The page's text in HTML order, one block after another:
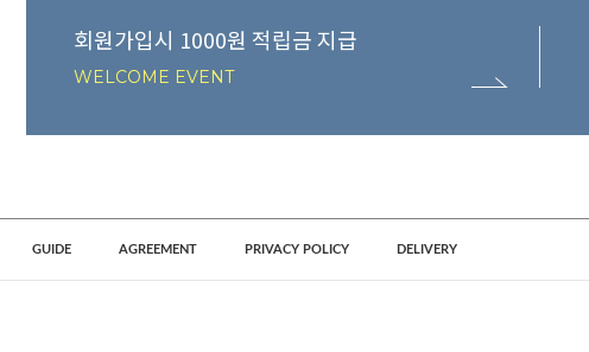
회원가입시 1000원 적립금 지급
WELCOME EVENT
GUIDE AGREEMENT PRIVACY POLICY DELIVERY